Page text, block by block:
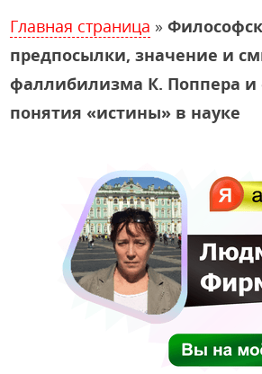
Главная страница »
предпосылки, значение и
фаллибилизма К. Поппера и
понятия «истины» в науке